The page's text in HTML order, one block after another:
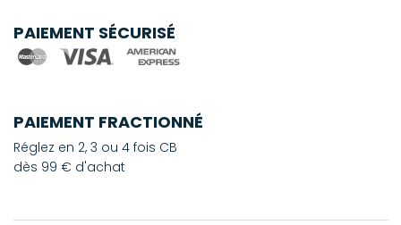
PAIEMENT SÉCURISÉ
PAIEMENT FRACTIONNÉ
Réglez en 2, 3 ou 4 fois CB
dès 99 € d'achat